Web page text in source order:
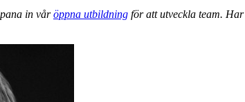
in våröppna utbildning för att utveckla team.